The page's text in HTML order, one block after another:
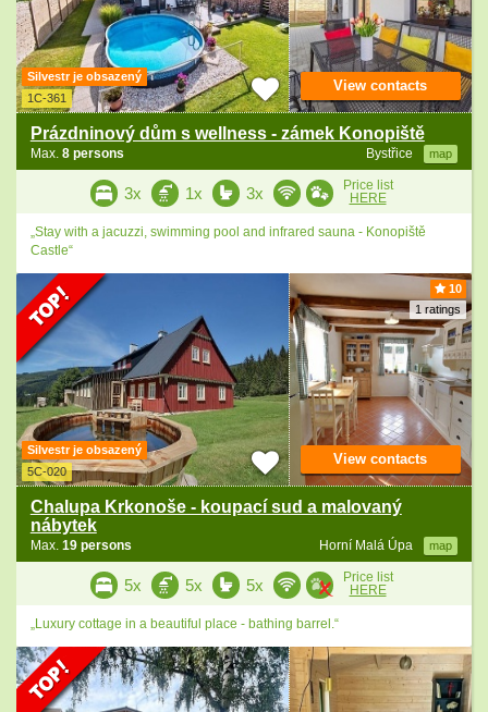
Silvestr je obsazený
1C-361
Prázdninový dům s wellness - zámek Konopiště
Bystřice map
Max. 8 persons
View contacts
3x 1x 3x
Price list
HERE
„Stay with a jacuzzi, swimming pool and infrared sauna - Konopiště
Castle“
10
1 ratings
Silvestr je obsazený
5C-020
Chalupa Krkonoše - koupací sud a malovaný
nábytek
Horní Malá Úpa map
Max. 19 persons
View contacts
5x 5x 5x
Price list
HERE
„Luxury cottage in a beautiful place - bathing barrel.“